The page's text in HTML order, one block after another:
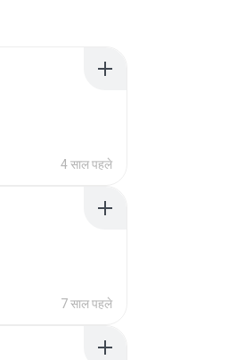
4 साल पहले
7 साल पहले